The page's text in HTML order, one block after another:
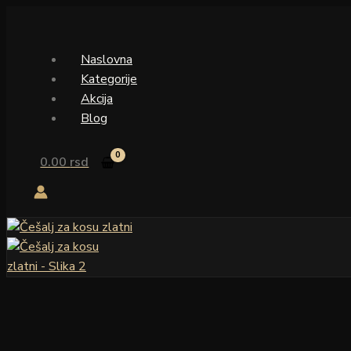
Naslovna
Kategorije
Akcija
Blog
0.00 rsd